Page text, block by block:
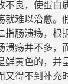
不良，使蛋白
就难以治愈。
指肠溃疡，根
溃疡并不多，
鲜黄色的，并
又得不到补充